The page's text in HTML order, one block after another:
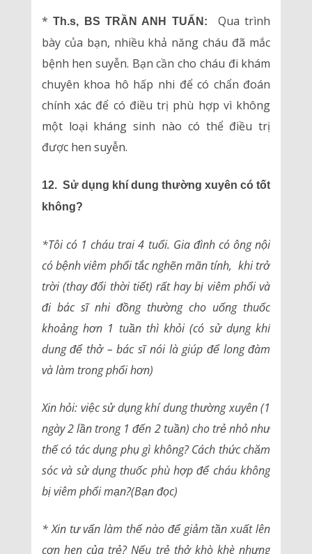
* Th.s, BS TRẦN ANH TUẤN:
Qua trình
bày của bạn, nhiều khả năng cháu đã mắc
bệnh hen suyễn. Bạn cần cho cháu đi khám
chuyên khoa hô hấp nhi để có chẩn đoán
chính xác để có điều trị phù hợp vì không
một loại kháng sinh nào có thể điều trị
được hen suyễn.
12. Sử dụng khí dung thường xuyên có tốt
không?
*Tôi có 1 cháu trai 4 tuổi. Gia đình có ông nội
có bệnh viêm phổi tắc nghẽn mãn tính, khi trở
trời (thay đổi thời tiết) rất hay bị viêm phổi và
đi bác sĩ nhi đồng thường cho uống thuốc
khoảng hơn 1 tuần thì khỏi (có sử dụng khí
dung để thở – bác sĩ nói là giúp để long đàm
và làm trong phổi hơn)
Xin hỏi: việc sử dụng khí dung thường xuyên (1
ngày 2 lần trong 1 đến 2 tuần) cho trẻ nhỏ như
thế có tác dụng phụ gì không? Cách thức chăm
sóc và sử dụng thuốc phù hợp để cháu không
bị viêm phổi mạn?(Bạn đọc)
* Xin tư vấn làm thế nào để giảm tần xuất lên
cơn hen của trẻ? Nếu trẻ thở khò khè nhưng